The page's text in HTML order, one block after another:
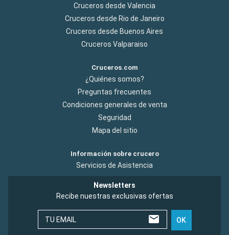
Cruceros desde Valencia
Cruceros desde Rio de Janeiro
Cruceros desde Buenos Aires
Cruceros Valparaiso
Cruceros.com
¿Quiénes somos?
Preguntas frecuentes
Condiciones generales de venta
Seguridad
Mapa del sitio
Información sobre crucero
Servicios de Asistencia
Newsletters
Recibe nuestras exclusivas ofertas
TU EMAIL OK